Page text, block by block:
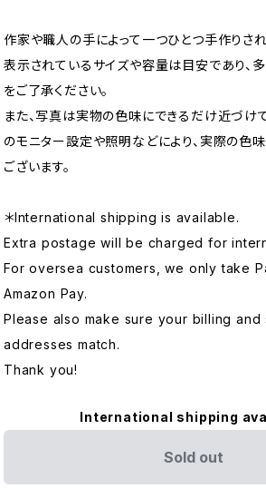
作家や職人の手によって一つひとつ手作りされ
表示されているサイズや容量は目安であり、
をご了承ください。
また、写真は実物の色味にできるだけ近づけ
のモニター設定や照明などにより、実際の色
ございます。
＊International shipping is available.
Extra postage will be charged for
For oversea customers, we only take
Amazon Pay.
Please also make sure your billing and
addresses match.
Thank you!
International shipping
Sold out